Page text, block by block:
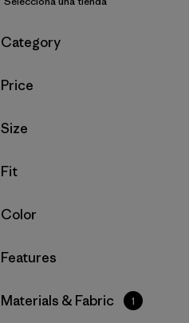
Filtrar por
Category
Filtrar por
Price
Filtrar por
Size
Filtrar por
Fit
Filtrar por
Color
Filtrar por
Features
Filtrar por
Materials & Fabric 1